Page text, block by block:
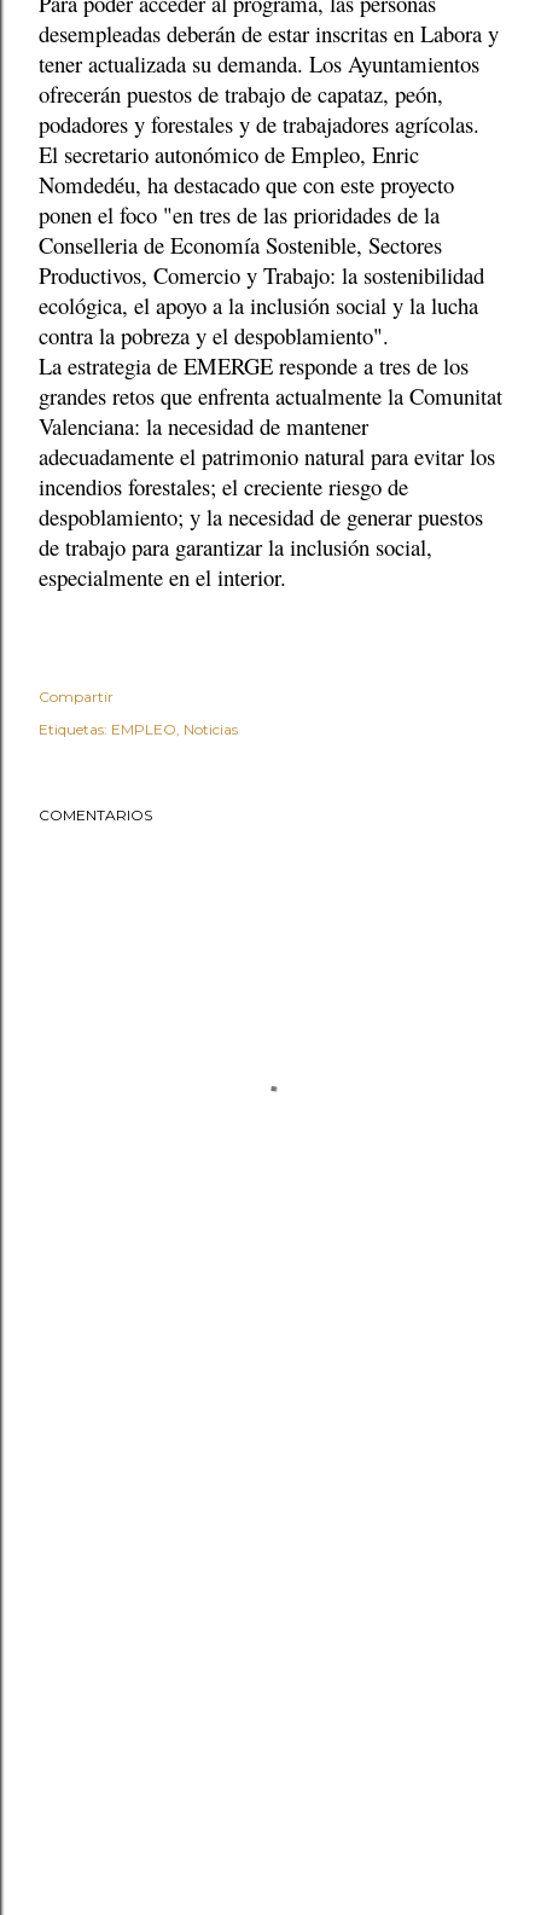
desempleadas deberán de estar inscritas en Labora y
tener actualizada su demanda. Los Ayuntamientos
ofrecerán puestos de trabajo de capataz, peón,
podadores y forestales y de trabajadores agrícolas.
El secretario autonómico de Empleo, Enric
Nomdedéu, ha destacado que con este proyecto
ponen el foco "en tres de las prioridades de la
Conselleria de Economía Sostenible, Sectores
Productivos, Comercio y Trabajo: la sostenibilidad
ecológica, el apoyo a la inclusión social y la lucha
contra la pobreza y el despoblamiento".
La estrategia de EMERGE responde a tres de los
grandes retos que enfrenta actualmente la Comunitat
Valenciana: la necesidad de mantener
adecuadamente el patrimonio natural para evitar los
incendios forestales; el creciente riesgo de
despoblamiento; y la necesidad de generar puestos
de trabajo para garantizar la inclusión social,
especialmente en el interior.
Compartir
Etiquetas: EMPLEO Noticias
COMENTARIOS